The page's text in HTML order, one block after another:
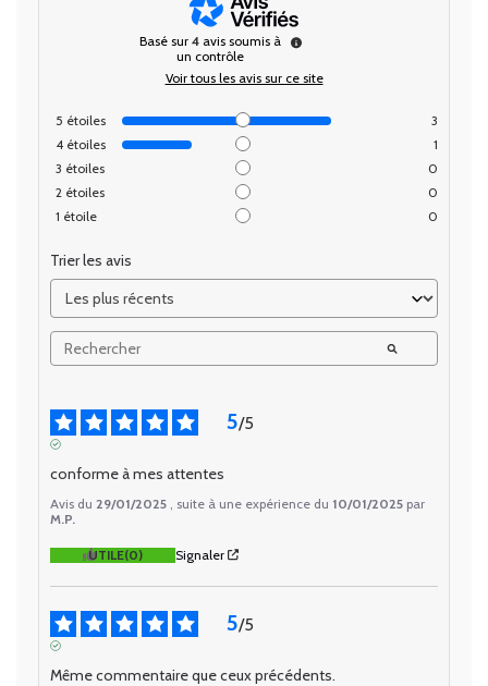
Basé sur 4 avis soumis à
un contrôle
Voir tous les avis sur ce site
5 étoiles
3
4 étoiles
1
3 étoiles
0
2 étoiles
0
1 étoile 0
Trier les avis
5/5
conforme à mes attentes
Avis du 29/01/2025 , suite à une expérience du 10/01/2025 par
M.P.
UTILE(0) Signaler
5/5
Même commentaire que ceux précédents.